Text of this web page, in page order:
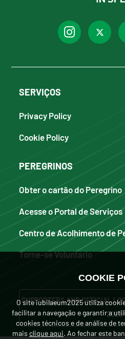
SERVIÇOS
Privacy Policy
Cookie Policy
PEREGRINOS
Obter o cartão do Peregrino
Acesse o Portal de Serviços
Centro de Acolhimento de
Torne-se Voluntário
SUPPORTERS AND OFFICIAL
2025
COOKIE
O site iubilaeum2025 utiliza
facilitar a navegação e garantir a
cookies técnicos e de análise de
mais clique aqui. Ao fechar este